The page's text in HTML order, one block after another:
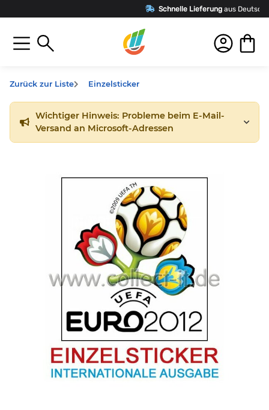
Schnelle Lieferungaus Deutschland
Zurück zur Liste Einzelsticker
Wichtiger Hinweis: Probleme beim E-Mail-
Versand an Microsoft-Adressen